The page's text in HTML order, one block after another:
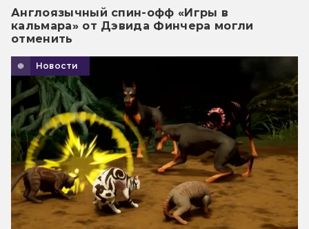
Англоязычный спин-офф «Игры в
кальмара» от Дэвида Финчера могли
отменить
Новости